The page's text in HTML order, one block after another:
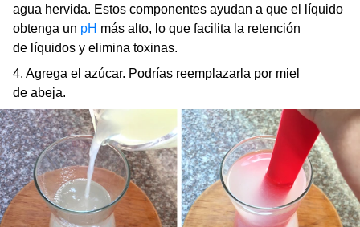
agua hervida. Estos componentes ayudan a que el líquido
obtenga un pH más alto, lo que facilita la retención
de líquidos y elimina toxinas.
4. Agrega el azúcar. Podrías reemplazarla por miel
de abeja.